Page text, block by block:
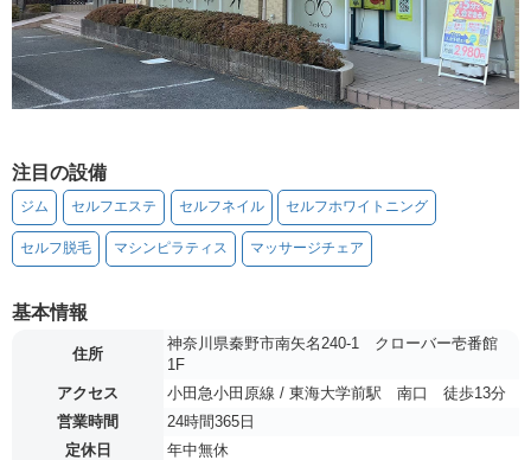
注目の設備
ジム セルフエステ セルフネイル セルフホワイトニング
セルフ脱毛 マシンピラティス マッサージチェア
基本情報
住所
神奈川県秦野市南矢名240-1 クローバー壱番館
1F
アクセス
小田急小田原線 / 東海大学前駅 南口 徒歩13分
営業時間
24時間365日
定休日
年中無休